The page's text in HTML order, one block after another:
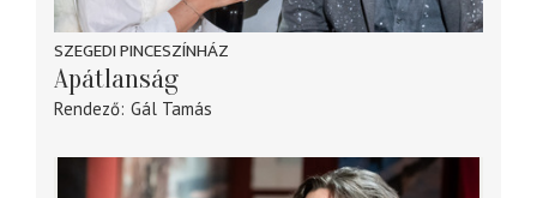
SZEGEDI PINCESZÍNHÁZ
Apátlanság
Rendező Gál Tamás